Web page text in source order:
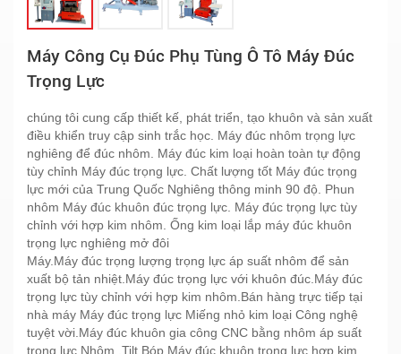
Máy Công Cụ Đúc Phụ Tùng Ô Tô Máy Đúc
Trọng Lực
chúng tôi cung cấp thiết kế, phát triển, tạo khuôn và sản xuất
điều khiển truy cập sinh trắc học. Máy đúc nhôm trọng lực
nghiêng để đúc nhôm. Máy đúc kim loại hoàn toàn tự động
tùy chỉnh Máy đúc trọng lực. Chất lượng tốt Máy đúc trọng
lực mới của Trung Quốc Nghiêng thông minh 90 độ. Phun
nhôm Máy đúc khuôn đúc trọng lực. Máy đúc trọng lực tùy
chỉnh với hợp kim nhôm. Ống kim loại lắp máy đúc khuôn
trọng lực nghiêng mở đôi
Máy.Máy đúc trọng lượng trọng lực áp suất nhôm để sản
xuất bộ tản nhiệt.Máy đúc trọng lực với khuôn đúc.Máy đúc
trọng lực tùy chỉnh với hợp kim nhôm.Bán hàng trực tiếp tại
nhà máy Máy đúc trọng lực Miếng nhỏ kim loại Công nghệ
tuyệt vời.Máy đúc khuôn gia công CNC bằng nhôm áp suất
trọng lực Nhôm .Tilt Bóp Máy đúc khuôn trọng lực hợp kim